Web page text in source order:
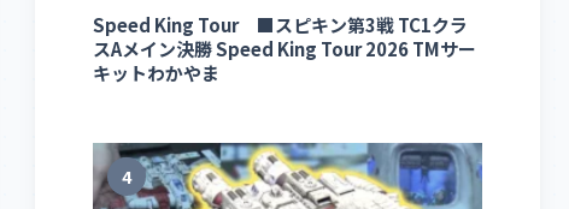
Speed King Tour ■スピキン第3戦 TC1クラ
スAメイン決勝 Speed King Tour 2026 TMサー
キットわかやま
4